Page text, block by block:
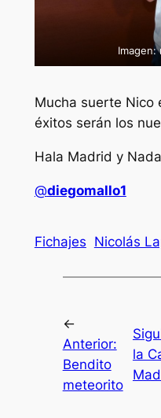
Imagen:
Mucha suerte Nico
éxitos serán los
Hala Madrid y
@diegomallo1
Fichajes Nicolás
←
Anterior:
Bendito
meteorito
la